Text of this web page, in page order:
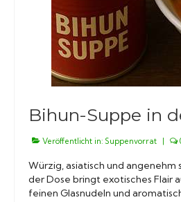
Bihun-Suppe in
Veröffentlicht in: Suppenvorrat
Würzig, asiatisch und angenehm
der Dose bringt exotisches Flair
feinen Glasnudeln und